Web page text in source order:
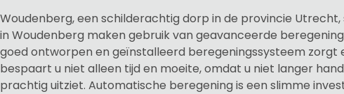
Woudenberg, een schilderachtig dorp in de provincie
in Woudenberg maken gebruik van geavanceerde
goed ontworpen en geïnstalleerd beregeningssysteem zorgt
bespaart u niet alleen tijd en moeite, omdat u niet langer
prachtig uitziet. Automatische beregening is een slimme